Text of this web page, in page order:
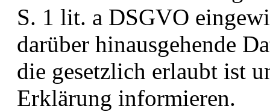
S. 1 lit. a DSGVO
darüber hinausgehende
die gesetzlich erlaubt ist
Erklärung informieren.